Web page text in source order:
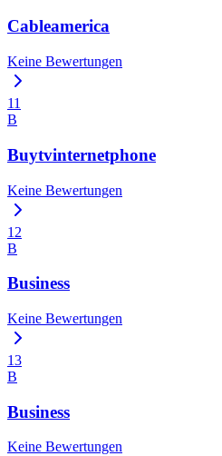
Cableamerica
Keine Bewertungen
11
B
Buytvinternetphone
Keine Bewertungen
12
B
Business
Keine Bewertungen
13
B
Business
Keine Bewertungen